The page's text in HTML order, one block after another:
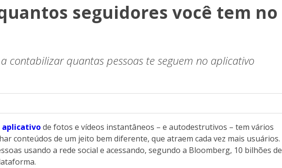
seguidores você tem no
contabilizar quantas pessoas te seguem no aplicativo
aplicativode fotos e vídeos instantâneos – e autodestrutivos – tem vários
conteúdos de um jeito bem diferente, que atraem cada vez mais usuários.
usando a rede social e acessando, segundo a Bloomberg, 10 bilhões de